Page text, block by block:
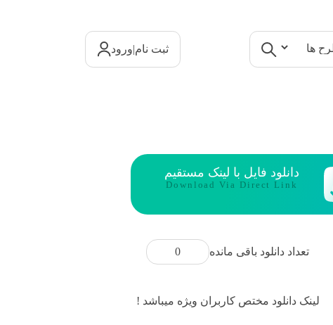
ثبت نام|ورود
دانلود فایل با لینک مستقیم
Download Via Direct Link
تعداد دانلود باقی مانده 0
لینک دانلود مختص کاربران ویژه میباشد !